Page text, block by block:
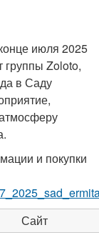
июля 2025
группы Zoloto,
в Саду
и покупки
Сайт